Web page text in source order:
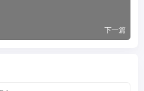
下一篇